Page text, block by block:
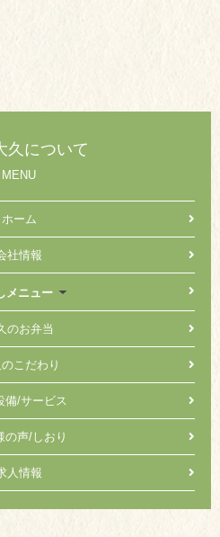
久について
MENU
ホーム
社情報
メニュー
のお弁当
こだわり
備/サービス
の声/しおり
人情報